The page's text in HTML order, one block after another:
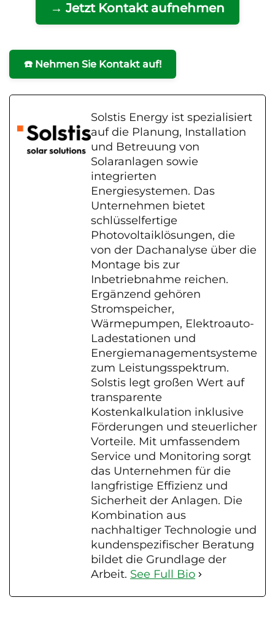
→ Jetzt Kontakt aufnehmen
☎️ Nehmen Sie Kontakt auf!
Solstis Energy ist spezialisiert
auf die Planung, Installation
und Betreuung von
Solaranlagen sowie
integrierten
Energiesystemen. Das
Unternehmen bietet
schlüsselfertige
Photovoltaiklösungen, die
von der Dachanalyse über die
Montage bis zur
Inbetriebnahme reichen.
Ergänzend gehören
Stromspeicher,
Wärmepumpen, Elektroauto-
Ladestationen und
Energiemanagementsysteme
zum Leistungsspektrum.
Solstis legt großen Wert auf
transparente
Kostenkalkulation inklusive
Förderungen und steuerlicher
Vorteile. Mit umfassendem
Service und Monitoring sorgt
das Unternehmen für die
langfristige Effizienz und
Sicherheit der Anlagen. Die
Kombination aus
nachhaltiger Technologie und
kundenspezifischer Beratung
bildet die Grundlage der
Arbeit. See Full Bio